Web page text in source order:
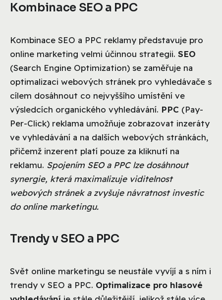
Kombinace SEO a PPC
Kombinace SEO a PPC reklamy představuje pro
online marketing velmi účinnou strategii. SEO
(Search Engine Optimization) se zaměřuje na
optimalizaci webových stránek pro vyhledávače s
cílem dosáhnout co nejvyššího umístění ve
výsledcích organického vyhledávání. PPC (Pay-
Per-Click) reklama umožňuje zobrazovat inzeráty
ve vyhledávání a na dalších webových stránkách,
přičemž inzerent platí pouze za kliknutí na
reklamu. Spojením SEO a PPC lze dosáhnout
synergie, která maximalizuje viditelnost
webových stránek a zvyšuje návratnost investic
do online marketingu.
Trendy v SEO a PPC
Svět online marketingu se neustále vyvíjí a s ním i
trendy v SEO a PPC. Optimalizace pro hlasové